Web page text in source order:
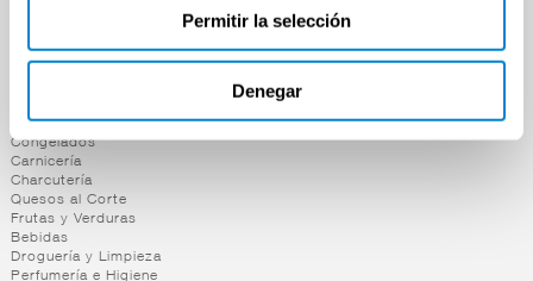
Permitir la selección
Denegar
SUPERMERCADO
Lácteos
Congelados
Carnicería
Charcutería
Quesos al Corte
Frutas y Verduras
Bebidas
Droguería y Limpieza
Perfumería e Higiene